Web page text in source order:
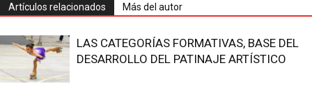
Artículos relacionados Más del autor
LAS CATEGORÍAS FORMATIVAS, BASE DEL
DESARROLLO DEL PATINAJE ARTÍSTICO